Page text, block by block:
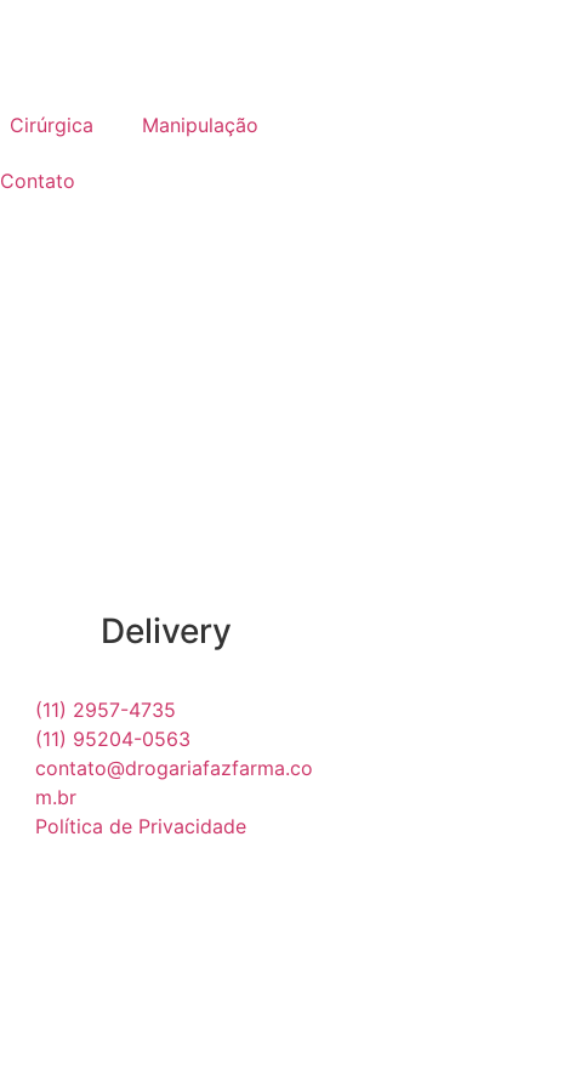
Cirúrgica Manipulação
Contato
Delivery
(11) 2957-4735
(11) 95204-0563
contato@drogariafazfarma.co
m.br
Política de Privacidade